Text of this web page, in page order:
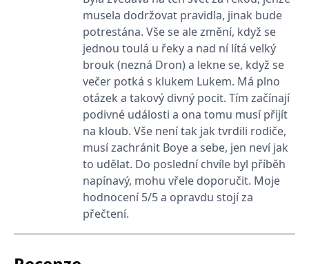
musela dodržovat pravidla, jinak bude
potrestána. Vše se ale změní, když se
jednou toulá u řeky a nad ní lítá velký
brouk (nezná Dron) a lekne se, když se
večer potká s klukem Lukem. Má plno
otázek a takový divný pocit. Tím začínají
podivné události a ona tomu musí přijít
na kloub. Vše není tak jak tvrdili rodiče,
musí zachránit Boye a sebe, jen neví jak
to udělat. Do poslední chvíle byl příběh
napínavý, mohu vřele doporučit. Moje
hodnocení 5/5 a opravdu stojí za
přečtení.
inzerentů třetích stran.
Microsoft
Corporation
.c.bing.com
1 rok
Toto je cookie první
strany společnosti
Microsoft MSN, které
zajišťuje správné
fungování této webové
Microsoft
Corporation
.c.clarity.ms
10 minut
Tento soubor cookie
provádí informace o
tom, jak koncový
uživatel používá web, a
jakoukoli reklamu,
kterou koncový uživatel
mohl vidět před
návštěvou uvedeného
webu.
Google LLC
.grada.cz
Zavřením
prohlížeče
Parametry UTM
používané pro reklamu /
.grada.cz